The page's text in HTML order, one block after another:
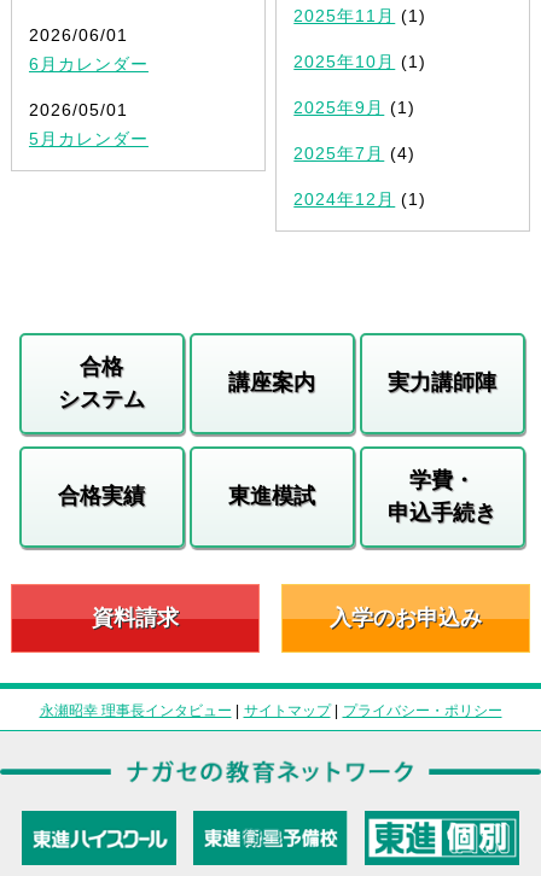
2026/06/01
6月カレンダー
2026/05/01
5月カレンダー
2025年11月 (1)
2025年10月 (1)
2025年9月 (1)
2025年7月 (4)
2024年12月 (1)
合格
システム
講座案内 実力講師陣
合格実績 東進模試
学費・
申込手続き
資料請求 入学のお申込み
永瀬昭幸 理事長インタビュー | サイトマップ| プライバシー・ポリシー